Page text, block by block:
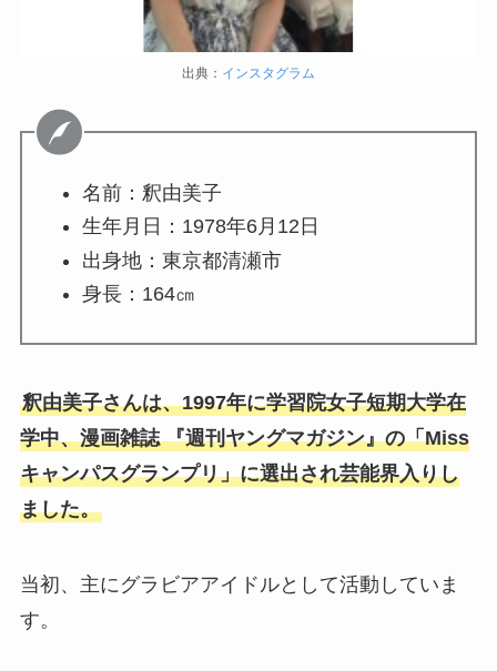
出典： インスタグラム
名前：釈由美子
生年月日：1978年6月12日
出身地：東京都清瀬市
身長：164㎝
釈由美子さんは、1997年に学習院女子短期大学在
学中、漫画雑誌 『週刊ヤングマガジン』の「Miss
キャンパスグランプリ」に選出され芸能界入りし
ました。
当初、主にグラビアアイドルとして活動していま
す。